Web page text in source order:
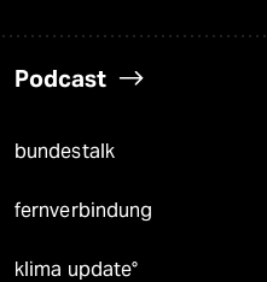
Podcast
bundestalk
fernverbindung
klima update°